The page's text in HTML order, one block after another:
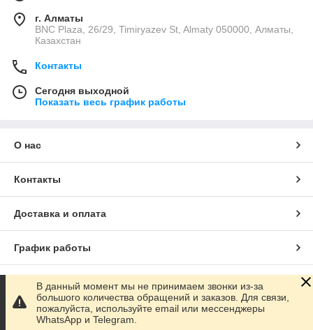
г. Алматы
BNC Plaza, 26/29, Timiryazev St, Almaty 050000, Алматы,
Казахстан
Контакты
Сегодня выходной
Показать весь график работы
О нас
Контакты
Доставка и оплата
График работы
Полная версия сайта
Сайт создан на маркетплейсе
В данный момент мы не принимаем звонки из-за
большого количества обращений и заказов. Для связи,
пожалуйста, используйте email или мессенджеры
WhatsApp и Telegram.